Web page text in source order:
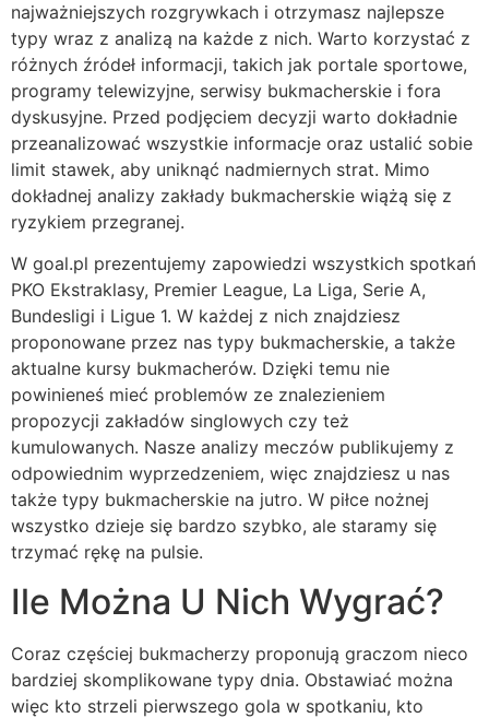
najważniejszych rozgrywkach i otrzymasz najlepsze
typy wraz z analizą na każde z nich. Warto korzystać z
różnych źródeł informacji, takich jak portale sportowe,
programy telewizyjne, serwisy bukmacherskie i fora
dyskusyjne. Przed podjęciem decyzji warto dokładnie
przeanalizować wszystkie informacje oraz ustalić sobie
limit stawek, aby uniknąć nadmiernych strat. Mimo
dokładnej analizy zakłady bukmacherskie wiążą się z
ryzykiem przegranej.
W goal.pl prezentujemy zapowiedzi wszystkich spotkań
PKO Ekstraklasy, Premier League, La Liga, Serie A,
Bundesligi i Ligue 1. W każdej z nich znajdziesz
proponowane przez nas typy bukmacherskie, a także
aktualne kursy bukmacherów. Dzięki temu nie
powinieneś mieć problemów ze znalezieniem
propozycji zakładów singlowych czy też
kumulowanych. Nasze analizy meczów publikujemy z
odpowiednim wyprzedzeniem, więc znajdziesz u nas
także typy bukmacherskie na jutro. W piłce nożnej
wszystko dzieje się bardzo szybko, ale staramy się
trzymać rękę na pulsie.
Ile Można U Nich Wygrać?
Coraz częściej bukmacherzy proponują graczom nieco
bardziej skomplikowane typy dnia. Obstawiać można
więc kto strzeli pierwszego gola w spotkaniu, kto